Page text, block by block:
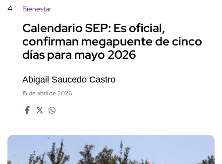
4 Bienestar
Calendario SEP: Es oficial,
confirman megapuente de cinco
días para mayo 2026
Abigail Saucedo Castro
15 de abril de 2026